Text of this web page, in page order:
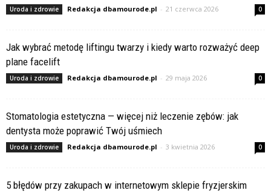
Uroda i zdrowie Redakcja dbamourode.pl - 21 czerwca 2026 0
Jak wybrać metodę liftingu twarzy i kiedy warto rozważyć deep
plane facelift
Uroda i zdrowie Redakcja dbamourode.pl - 29 maja 2026 0
Stomatologia estetyczna — więcej niż leczenie zębów: jak
dentysta może poprawić Twój uśmiech
Uroda i zdrowie Redakcja dbamourode.pl - 3 kwietnia 2026 0
5 błędów przy zakupach w internetowym sklepie fryzjerskim